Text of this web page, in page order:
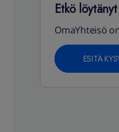
Etkö
OmaYhteisö
ESITÄ